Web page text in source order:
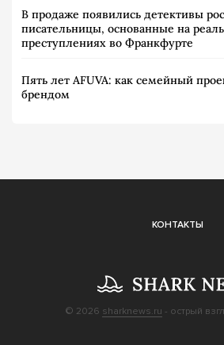
В продаже появились детективы
писательницы, основанные на
преступлениях во Франкфурте
Пять лет AFUVA: как семейный
брендом
КОНТАКТЫ
© 2026 sharknews.ru - острый